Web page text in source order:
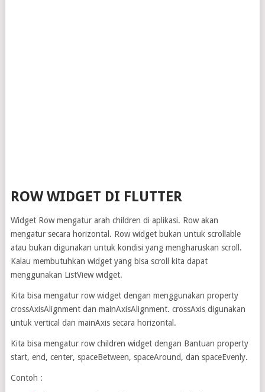
ROW WIDGET DI FLUTTER
Widget Row mengatur arah children di aplikasi. Row akan
mengatur secara horizontal. Row widget bukan untuk scrollable
atau bukan digunakan untuk kondisi yang mengharuskan scroll.
Kalau membutuhkan widget yang bisa scroll kita dapat
menggunakan ListView widget.
Kita bisa mengatur row widget dengan menggunakan property
crossAxisAlignment dan mainAxisAlignment. crossAxis digunakan
untuk vertical dan mainAxis secara horizontal.
Kita bisa mengatur row children widget dengan Bantuan property
start, end, center, spaceBetween, spaceAround, dan spaceEvenly.
Contoh :